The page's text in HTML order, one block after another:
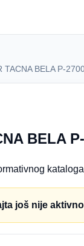
TACNA BELA P-
BELA
još nije